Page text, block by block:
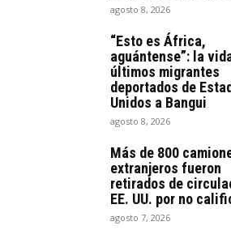
agosto 8, 2026
“Esto es África,
aguántense”: la
últimos migrantes
deportados de
Unidos a Bangui
agosto 8, 2026
Más de 800
extranjeros fueron
retirados de
EE. UU. por no
agosto 7, 2026